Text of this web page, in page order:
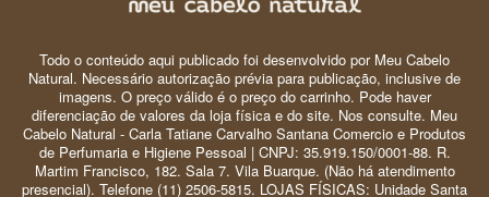
Todo o conteúdo aqui publicado foi desenvolvido por Meu Cabelo
Natural. Necessário autorização prévia para publicação, inclusive de
imagens. O preço válido é o preço do carrinho. Pode haver
diferenciação de valores da loja física e do site. Nos consulte. Meu
Cabelo Natural - Carla Tatiane Carvalho Santana Comercio e Produtos
de Perfumaria e Higiene Pessoal | CNPJ: 35.919.150/0001-88. R.
Martim Francisco, 182. Sala 7. Vila Buarque. (Não há atendimento
presencial). Telefone (11) 2506-5815. LOJAS FÍSICAS: Unidade Santa